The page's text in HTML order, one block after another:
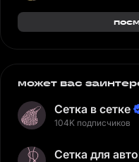
может вас
Сетка в сетке
104K подписчиков
Сетка для